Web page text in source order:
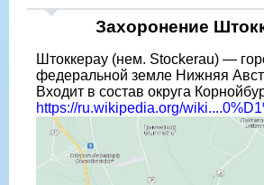
Захоронение
Штоккерау (нем. Stockerau) —
федеральной земле Нижняя
Входит в состав округа
https://ru.wikipedia.org/